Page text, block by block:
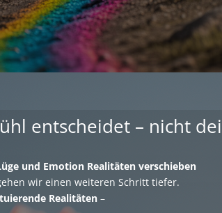
entscheidet – nicht
und Emotion Realitäten verschieben
wir einen weiteren Schritt tiefer.
Realitäten –